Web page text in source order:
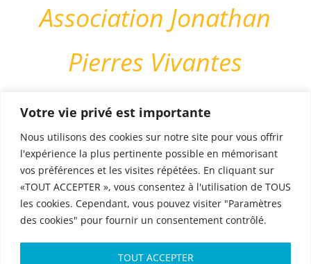
Votre vie privé est importante
Nous utilisons des cookies sur notre site pour vous offrir
l'expérience la plus pertinente possible en mémorisant
vos préférences et les visites répétées. En cliquant sur
«TOUT ACCEPTER », vous consentez à l'utilisation de TOUS
les cookies. Cependant, vous pouvez visiter "Paramètres
des cookies" pour fournir un consentement contrôlé.
TOUT ACCEPTER
Association Jonathan
Pierres Vivantes
Association nationale reconnue
d’utilité publique
Membre actif de l’UNAF